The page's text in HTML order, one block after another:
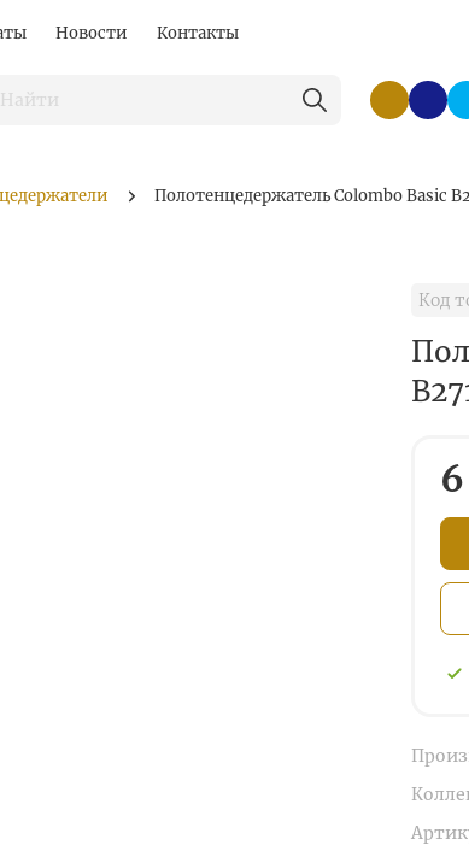
Новости Контакты
Полотенцедержатель Colombo Basic
Код